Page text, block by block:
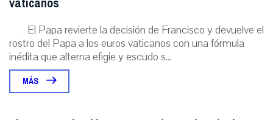
El Papa revierte la decisión de Francisco y devuelve el
rostro del Papa a los euros vaticanos con una fórmula
inédita que alterna efigie y escudo s...
MÁS